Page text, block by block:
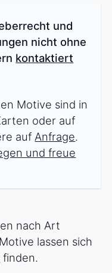
und
nicht ohne
kontaktiert
Motive sind in
oder auf
auf Anfrage.
und freue
nach Art
lassen sich
finden.